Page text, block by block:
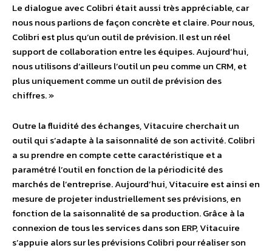
Le dialogue avec Colibri était aussi très appréciable, car
nous nous parlions de façon concrète et claire. Pour nous,
Colibri est plus qu’un outil de prévision. Il est un réel
support de collaboration entre les équipes. Aujourd’hui,
nous utilisons d’ailleurs l’outil un peu comme un CRM, et
plus uniquement comme un outil de prévision des
chiffres. »
Outre la fluidité des échanges, Vitacuire cherchait un
outil qui s’adapte à la saisonnalité de son activité. Colibri
a su prendre en compte cette caractéristique et a
paramétré l’outil en fonction de la périodicité des
marchés de l’entreprise. Aujourd’hui, Vitacuire est ainsi en
mesure de projeter industriellement ses prévisions, en
fonction de la saisonnalité de sa production. Grâce à la
connexion de tous les services dans son ERP, Vitacuire
s’appuie alors sur les prévisions Colibri pour réaliser son